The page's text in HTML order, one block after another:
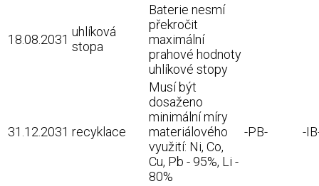
18.08.2031
uhlíková
stopa
Baterie nesmí
překročit
maximální
prahové hodnoty
uhlíkové stopy
31.12.2031 recyklace
Musí být
dosaženo
minimální míry
materiálového
využití: Ni, Co,
Cu, Pb - 95%, Li -
80%
-PB- -